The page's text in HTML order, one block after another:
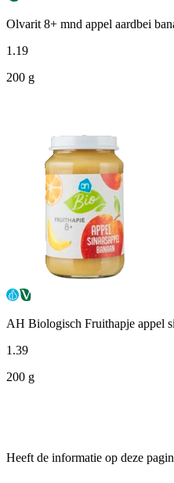
Olvarit 8+ mnd appel aardbei
1 .19
200 g
AH Biologisch Fruithapje appel
1 .39
200 g
Heeft de informatie op deze